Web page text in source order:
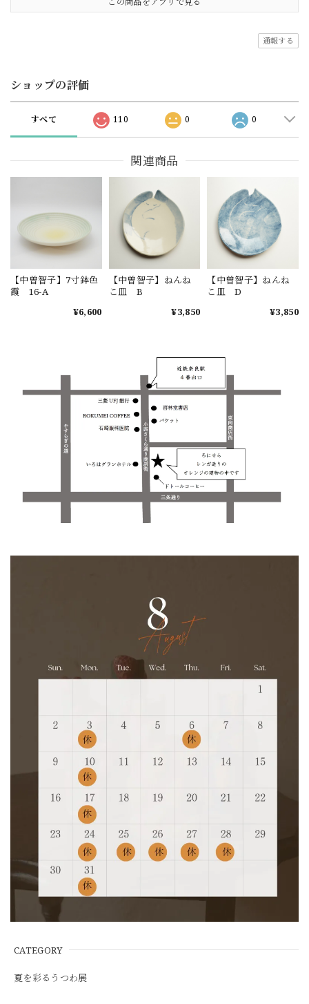
CATEGORY
夏を彩るうつわ展
通報する
ショップの評価
すべて 110 0 0
関連商品
【中曽智子】7寸鉢色
霞 16-A
¥6,600
【中曽智子】ねんね
こ皿 B
¥3,850
【中曽智子】ねんね
こ皿 D
¥3,850